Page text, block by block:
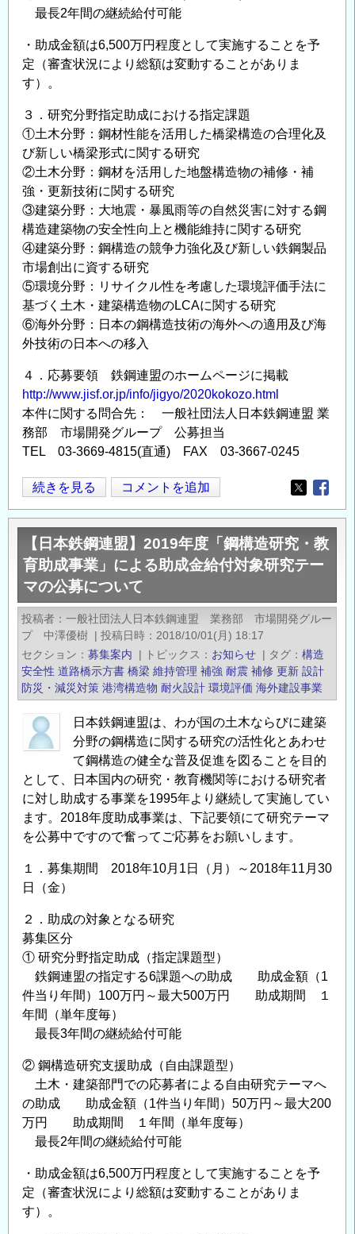
ー
の
公
募
つ
い
て
の
最長2年間の継続給付可能
・助成金額は6,500万円程度として実施することを予
定（審査状況により総額は変動することがありま
す）。
３．研究分野指定助成における指定課題
①土木分野：鋼材性能を活用した橋梁構造の合理化及
び新しい橋梁形式に関する研究
②土木分野：鋼材を活用した地盤構造物の補修・補
強・更新技術に関する研究
③建築分野：大地震・暴風雨等の自然災害に対する鋼
構造建築物の安全性向上と機能維持に関する研究
④建築分野：鋼構造の競争力強化及び新しい鉄鋼製品
市場創出に資する研究
⑤環境分野：リサイクル性を考慮した環境評価手法に
基づく土木・建築構造物のLCAに関する研究
⑥海外分野：日本の鋼構造技術の海外への適用及び海
外技術の日本への移入
４．応募要領 鉄鋼連盟のホームページに掲載
http://www.jisf.or.jp/info/jigyo/2020kokozo.html
本件に関する問合先： 一般社団法人日本鉄鋼連盟 業
務部 市場開発グループ 公募担当
TEL 03-3669-4815(直通) FAX 03-3667-0245
【日
本
鉄
鋼
連
盟】
2020
年
「鋼
構
研
究・
育
助
成
事
業」
に
る
助
成
金
給
付
対
象
研
究
テ
ー
の
公
募
続きを見る コメントを追加
Opens in
【日本鉄鋼連盟】2019年度「鋼構造研究・教
育助成事業」による助成金給付対象研究テー
マの公募について
投稿者
一般社団法人日本鉄鋼連盟 業務部 市場開発グルー
プ 中澤優樹 | 投稿日時
2018/10/01(月) 18:17
セクション
募集案内 | トピックス お知らせ | タグ
構造
安全性 道路橋示方書 橋梁 維持管理 補強 耐震 補修 更新 設計
防災・減災対策 港湾構造物 耐火設計 環境評価 海外建設事業
日本鉄鋼連盟は、わが国の土木ならびに建築
分野の鋼構造に関する研究の活性化とあわせ
て鋼構造の健全な普及促進を図ることを目的
として、日本国内の研究・教育機関等における研究者
に対し助成する事業を1995年より継続して実施してい
ます。2018年度助成事業は、下記要領にて研究テーマ
を公募中ですので奮ってご応募をお願いします。
１．募集期間 2018年10月1日（月）～2018年11月30
日（金）
２．助成の対象となる研究
募集区分
① 研究分野指定助成（指定課題型）
鉄鋼連盟の指定する6課題への助成 助成金額（1
件当り年間）100万円～最大500万円 助成期間 １
年間（単年度毎）
最長3年間の継続給付可能
② 鋼構造研究支援助成（自由課題型）
土木・建築部門での応募者による自由研究テーマへ
の助成 助成金額（1件当り年間）50万円～最大200
万円 助成期間 １年間（単年度毎）
最長2年間の継続給付可能
・助成金額は6,500万円程度として実施することを予
定（審査状況により総額は変動することがありま
す）。